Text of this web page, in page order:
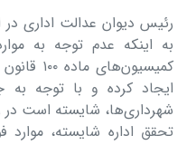
رئیس دیوان عدالت اداری در
به اینکه عدم توجه به
ایجاد کرده و با توجه به
شهرداری‌ها، شایسته است در
تحقق اداره شایسته، موارد